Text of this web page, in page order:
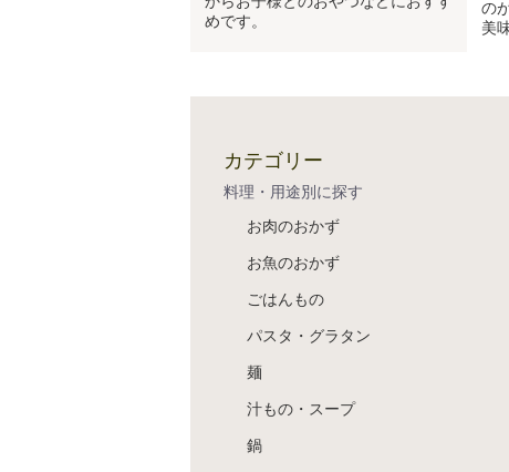
めです。
の
美
カテゴリー
料理・用途別に探す
お肉のおかず
お魚のおかず
ごはんもの
パスタ・グラタン
麺
汁もの・スープ
鍋